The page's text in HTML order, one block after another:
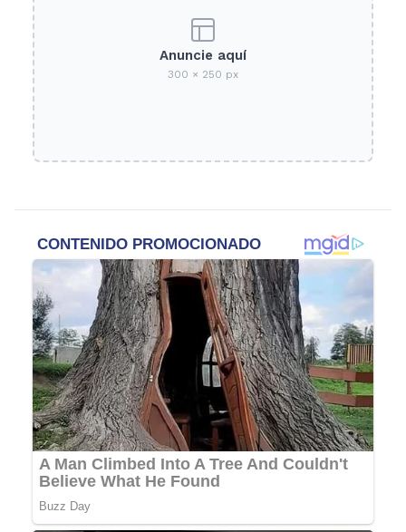
Anuncie aquí
300 × 250 px